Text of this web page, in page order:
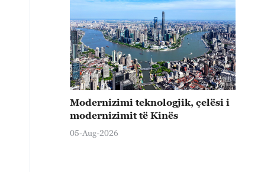
Modernizimi teknologjik, çelësi i
modernizimit të Kinës
05-Aug-2026